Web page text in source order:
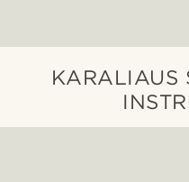
KARALIAUS